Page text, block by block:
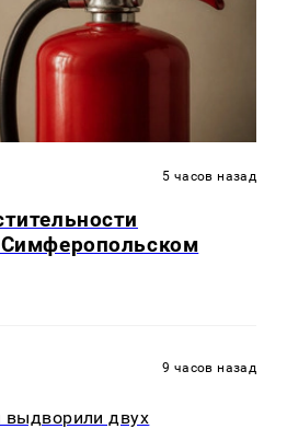
5 часов назад
9 часов назад
выдворили двух